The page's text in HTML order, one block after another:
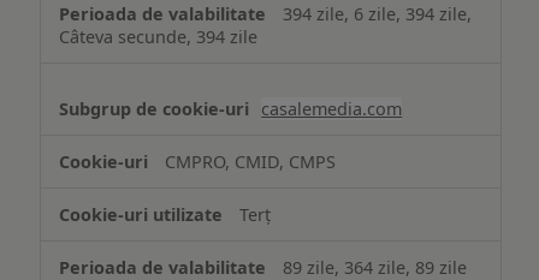
394 zile, 6 zile, 394 zile,
Câteva secunde, 394 zile
casalemedia.com
CMPRO, CMID, CMPS
Terț
89 zile, 364 zile, 89 zile